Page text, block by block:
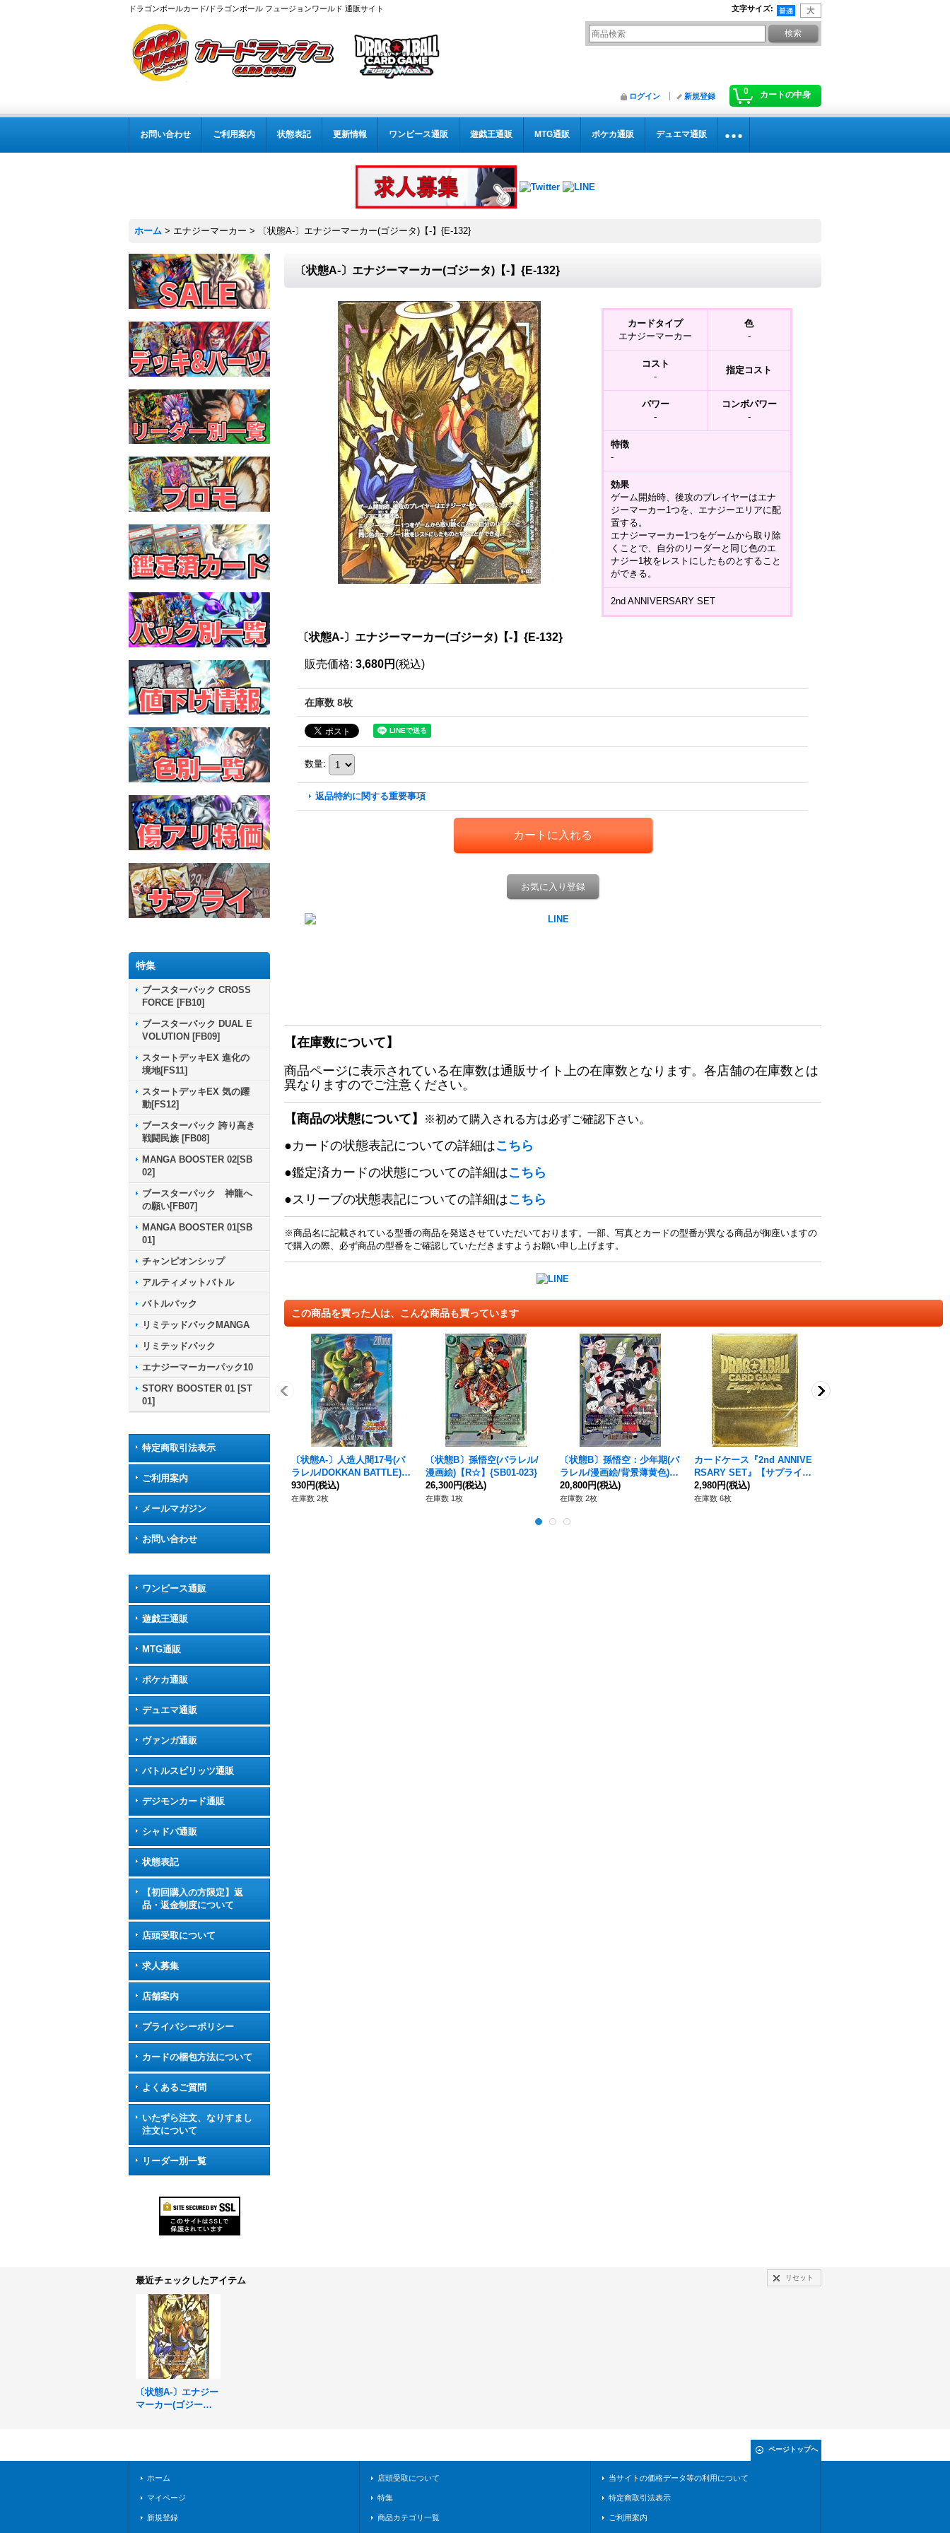
ドラゴンボールカード/ドラゴンボール フュージョンワールド 通販サイト 文字サイズ:
0 カートの中身
ログイン 新規登録
お問い合わせ ご利用案内 状態表記 更新情報 ワンピース通販 遊戯王通販 MTG通販 ポケカ通販 デュエマ通販
ホーム > エナジーマーカー > 〔状態A-〕エナジーマーカー(ゴジータ)【-】{E-132}
特集
ブースターパック CROSS
FORCE [FB10]
ブースターパック DUAL E
VOLUTION [FB09]
スタートデッキEX 進化の
境地[FS11]
スタートデッキEX 気の躍
動[FS12]
ブースターパック 誇り高き
戦闘民族 [FB08]
MANGA BOOSTER 02[SB
02]
ブースターパック 神龍へ
の願い[FB07]
MANGA BOOSTER 01[SB
01]
チャンピオンシップ
アルティメットバトル
バトルパック
リミテッドパックMANGA
リミテッドパック
エナジーマーカーパック10
STORY BOOSTER 01 [ST
01]
特定商取引法表示
ご利用案内
メールマガジン
お問い合わせ
ワンピース通販
遊戯王通販
MTG通販
ポケカ通販
デュエマ通販
ヴァンガ通販
バトルスピリッツ通販
デジモンカード通販
シャドバ通販
状態表記
【初回購入の方限定】返
品・返金制度について
店頭受取について
求人募集
店舗案内
プライバシーポリシー
カードの梱包方法について
よくあるご質問
いたずら注文、なりすまし
注文について
リーダー別一覧
〔状態A-〕エナジーマーカー(ゴジータ)【-】{E-132}
カードタイプ
エナジーマーカー
色
-
コスト
-
指定コスト
パワー
-
コンボパワー
-
特徴
-
効果
ゲーム開始時、後攻のプレイヤーはエナ
ジーマーカー1つを、エナジーエリアに配
置する。
エナジーマーカー1つをゲームから取り除
くことで、自分のリーダーと同じ色のエ
ナジー1枚をレストにしたものとすること
ができる。
2nd ANNIVERSARY SET
〔状態A-〕エナジーマーカー(ゴジータ)【-】{E-132}
販売価格: 3,680円 (税込)
在庫数 8枚
数量:
返品特約に関する重要事項
お気に入り登録
【在庫数について】
商品ページに表示されている在庫数は通販サイト上の在庫数となります。各店舗の在庫数とは
異なりますのでご注意ください。
【商品の状態について】 ※初めて購入される方は必ずご確認下さい。
●カードの状態表記についての詳細はこちら
●鑑定済カードの状態についての詳細はこちら
●スリーブの状態表記についての詳細はこちら
※商品名に記載されている型番の商品を発送させていただいております。一部、写真とカードの型番が異なる商品が御座いますの
で購入の際、必ず商品の型番をご確認していただきますようお願い申し上げます。
この商品を買った人は、こんな商品も買っています
〔状態A-〕人造人間17号(パ
ラレル/DOKKAN BATTLE)
【UC☆】{FB01-077[FB05]}
930円(税込)
在庫数 2枚
〔状態B〕孫悟空(パラレル/
漫画絵)【R☆】{SB01-023}
26,300円(税込)
在庫数 1枚
〔状態B〕孫悟空：少年期(パ
ラレル/漫画絵/背景薄黄色)
【SCR☆】{FB06-119[SB0
2]}
20,800円(税込)
在庫数 2枚
カードケース『2nd ANNIVE
RSARY SET』【サプライ】
{-}
2,980円(税込)
在庫数 6枚
最近チェックしたアイテム リセット
〔状態A-〕エナジー
マーカー(ゴジータ)
ページトップへ
ホーム
マイページ
新規登録
店頭受取について
特集
商品カテゴリ一覧
当サイトの価格データ等の利用について
特定商取引法表示
ご利用案内